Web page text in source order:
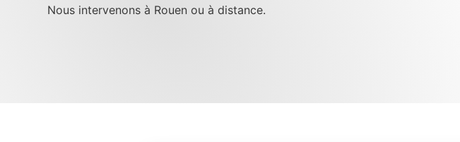
Nous intervenons à Rouen ou à distance.